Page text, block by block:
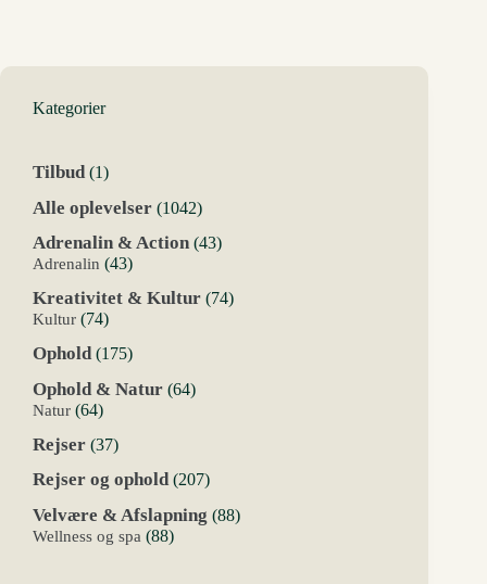
Kategorier
Tilbud 11
Alle oplevelser 10421042
Adrenalin & Action 4343
Adrenalin 4343
Kreativitet & Kultur 7474
Kultur 7474
Ophold 175175
Ophold & Natur 6464
Natur 6464
Rejser 3737
Rejser og ophold 207207
Velvære & Afslapning 8888
Wellness og spa 8888